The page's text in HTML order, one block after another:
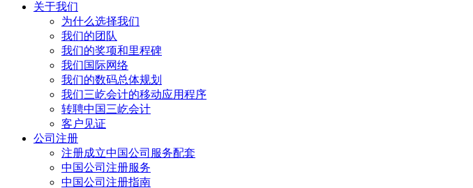
关于我们
为什么选择我们
我们的团队
我们的奖项和里程碑
我们国际网络
我们的数码总体规划
我们三屹会计的移动应用程序
转聘中国三屹会计
客户见证
公司注册
注册成立中国公司服务配套
中国公司注册服务
中国公司注册指南